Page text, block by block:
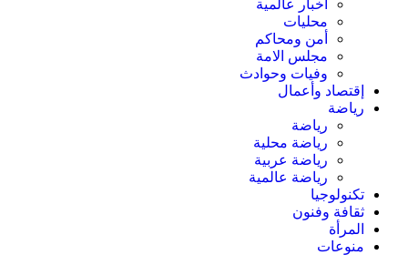
اخبار عالمية
محليات
أمن ومحاكم
مجلس الامة
وفيات وحوادث
إقتصاد وأعمال
رياضة
رياضة
رياضة محلية
رياضة عربية
رياضة عالمية
تكنولوجيا
ثقافة وفنون
المرأة
منوعات